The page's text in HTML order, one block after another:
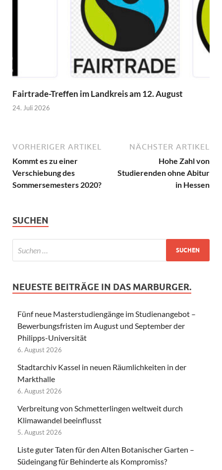
Fairtrade-Treffen im Landkreis am 12. August
24. Juli 2026
VORHERIGER ARTIKEL
Kommt es zu einer
Verschiebung des
Sommersemesters 2020?
NÄCHSTER ARTIKEL
Hohe Zahl von
Studierenden ohne Abitur
in Hessen
SUCHEN
NEUESTE BEITRÄGE IN DAS MARBURGER.
Fünf neue Masterstudiengänge im Studienangebot –
Bewerbungsfristen im August und September der
Philipps-Universität
6. August 2026
Stadtarchiv Kassel in neuen Räumlichkeiten in der
Markthalle
6. August 2026
Verbreitung von Schmetterlingen weltweit durch
Klimawandel beeinflusst
5. August 2026
Liste guter Taten für den Alten Botanischer Garten –
Südeingang für Behinderte als Kompromiss?